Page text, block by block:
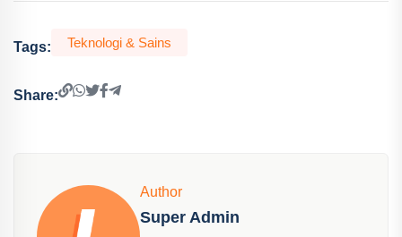
Tags: Teknologi & Sains
Share:
Author
Super Admin